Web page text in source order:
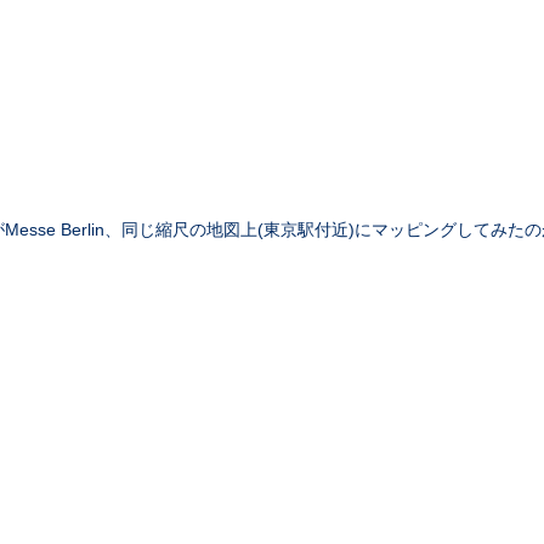
Messe Berlin、同じ縮尺の地図上(東京駅付近)にマッピングしてみた